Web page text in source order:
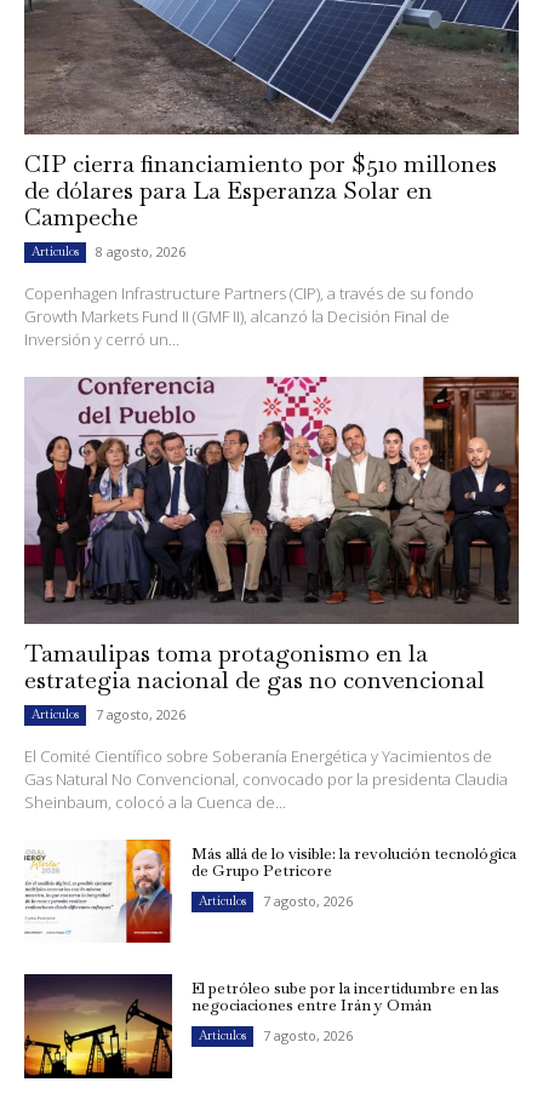
CIP cierra financiamiento por $510 millones
de dólares para La Esperanza Solar en
Campeche
Artículos 8 agosto, 2026
Copenhagen Infrastructure Partners (CIP), a través de su fondo
Growth Markets Fund II (GMF II), alcanzó la Decisión Final de
Inversión y cerró un...
Tamaulipas toma protagonismo en la
estrategia nacional de gas no convencional
Artículos 7 agosto, 2026
El Comité Científico sobre Soberanía Energética y Yacimientos de
Gas Natural No Convencional, convocado por la presidenta Claudia
Sheinbaum, colocó a la Cuenca de...
Más allá de lo visible: la revolución tecnológica
de Grupo Petricore
Artículos 7 agosto, 2026
El petróleo sube por la incertidumbre en las
negociaciones entre Irán y Omán
Artículos 7 agosto, 2026